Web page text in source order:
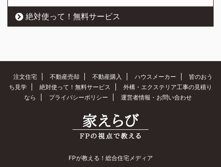
絶対使って！無料サービス
注文住宅 不動産売却 不動産購入 ハウスメーカー
皆のおう
ち見学
絶対使って！無料サービス
外構・エクステリア工事の見積り
なら
プライバシーポリシー 運営者情報・お問い合わせ
FPが教える！総合住宅メディア